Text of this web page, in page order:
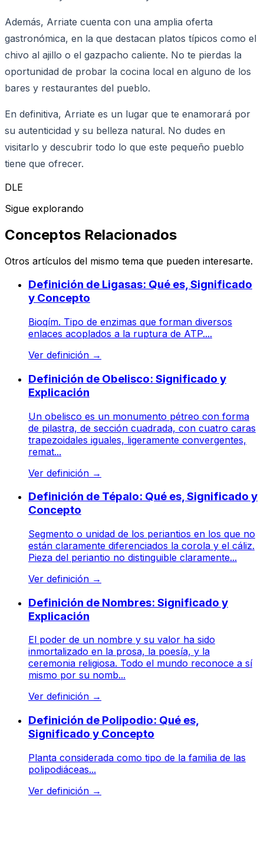
Además, Arriate cuenta con una amplia oferta
gastronómica, en la que destacan platos típicos como el
chivo al ajillo o el gazpacho caliente. No te pierdas la
oportunidad de probar la cocina local en alguno de los
bares y restaurantes del pueblo.
En definitiva, Arriate es un lugar que te enamorará por
su autenticidad y su belleza natural. No dudes en
visitarlo y descubrir todo lo que este pequeño pueblo
tiene que ofrecer.
DLE
Sigue explorando
Conceptos Relacionados
Otros artículos del mismo tema que pueden interesarte.
Definición de Ligasas: Qué es, Significado
y Concepto
Bioqím. Tipo de enzimas que forman diversos
enlaces acoplados a la ruptura de ATP....
Ver definición →
Definición de Obelisco: Significado y
Explicación
Un obelisco es un monumento pétreo con forma
de pilastra, de sección cuadrada, con cuatro caras
trapezoidales iguales, ligeramente convergentes,
remat...
Ver definición →
Definición de Tépalo: Qué es, Significado y
Concepto
Segmento o unidad de los periantios en los que no
están claramente diferenciados la corola y el cáliz.
Pieza del periantio no distinguible claramente...
Ver definición →
Definición de Nombres: Significado y
Explicación
El poder de un nombre y su valor ha sido
inmortalizado en la prosa, la poesía, y la
ceremonia religiosa. Todo el mundo reconoce a sí
mismo por su nomb...
Ver definición →
Definición de Polipodio: Qué es,
Significado y Concepto
Planta considerada como tipo de la familia de las
polipodiáceas...
Ver definición →